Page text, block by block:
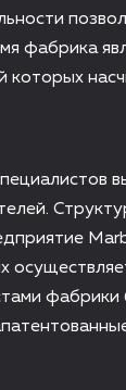
фабрика
которых
фабрики